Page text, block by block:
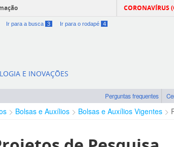
CORONAVÍRUS
Ir para a busca 3 Ir para o rodapé 4
E INOVAÇÕES
Perguntas frequentes
Bolsas e Auxílios Bolsas e Auxílios Vigentes